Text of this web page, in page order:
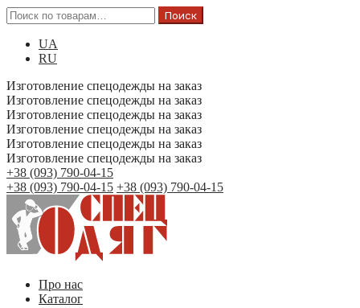
Поиск
UA
RU
Изготовление спецодежды на заказ
Изготовление спецодежды на заказ
Изготовление спецодежды на заказ
Изготовление спецодежды на заказ
Изготовление спецодежды на заказ
Изготовление спецодежды на заказ
+38 (093) 790-04-15
+38 (093) 790-04-15 +38 (093) 790-04-15
Про нас
Каталог